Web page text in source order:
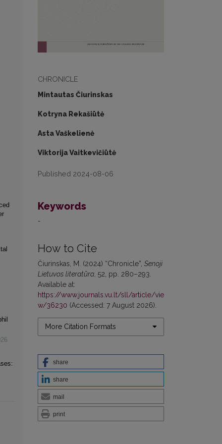
CHRONICLE
Mintautas Čiurinskas
Kotryna Rekašiūtė
Asta Vaškelienė
Viktorija Vaitkevičiūtė
Published 2024-08-06
Keywords
-
How to Cite
Čiurinskas, M. (2024) “Chronicle”, Senoji
Lietuvos literatūra , 52, pp. 280–293.
Available at:
https://www.journals.vu.lt/sll/article/vie
w/36230 (Accessed: 7 August 2026).
More Citation Formats
share
share
mail
print